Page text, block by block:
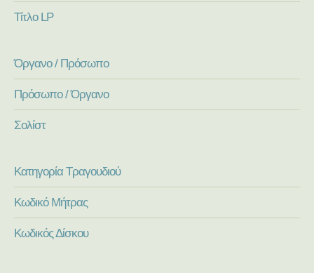
Τίτλο LP
Όργανο / Πρόσωπο
Πρόσωπο / Όργανο
Σολίστ
Κατηγορία Τραγουδιού
Κωδικό Μήτρας
Κωδικός Δίσκου